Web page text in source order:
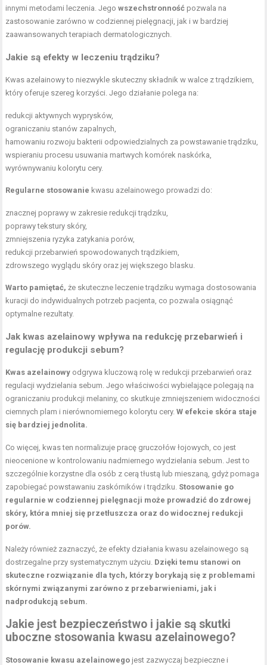
innymi metodami leczenia. Jegowszechstronność pozwala na
zastosowanie zarówno w codziennej pielęgnacji, jak i w bardziej
zaawansowanych terapiach dermatologicznych.
Jakie są efekty w leczeniu trądziku?
Kwas azelainowy to niezwykle skuteczny składnik w walce z trądzikiem,
który oferuje szereg korzyści. Jego działanie polega na:
redukcji aktywnych wyprysków,
ograniczaniu stanów zapalnych,
hamowaniu rozwoju bakterii odpowiedzialnych za powstawanie trądziku,
wspieraniu procesu usuwania martwych komórek naskórka,
wyrównywaniu kolorytu cery.
Regularne stosowanie kwasu azelainowego prowadzi do:
znacznej poprawy w zakresie redukcji trądziku,
poprawy tekstury skóry,
zmniejszenia ryzyka zatykania porów,
redukcji przebarwień spowodowanych trądzikiem,
zdrowszego wyglądu skóry oraz jej większego blasku.
Warto pamiętać, że skuteczne leczenie trądziku wymaga dostosowania
kuracji do indywidualnych potrzeb pacjenta, co pozwala osiągnąć
optymalne rezultaty.
Jak kwas azelainowy wpływa na redukcję przebarwień i
regulację produkcji sebum?
Kwas azelainowy odgrywa kluczową rolę w redukcji przebarwień oraz
regulacji wydzielania sebum. Jego właściwości wybielające polegają na
ograniczaniu produkcji melaniny, co skutkuje zmniejszeniem widoczności
ciemnych plam i nierównomiernego kolorytu cery.W efekcie skóra staje
się bardziej jednolita.
Co więcej, kwas ten normalizuje pracę gruczołów łojowych, co jest
nieocenione w kontrolowaniu nadmiernego wydzielania sebum. Jest to
szczególnie korzystne dla osób z cerą tłustą lub mieszaną, gdyż pomaga
zapobiegać powstawaniu zaskórników i trądziku. Stosowanie go
regularnie w codziennej pielęgnacji może prowadzić do zdrowej
skóry, która mniej się przetłuszcza oraz do widocznej redukcji
porów.
Należy również zaznaczyć, że efekty działania kwasu azelainowego są
dostrzegalne przy systematycznym użyciu. Dzięki temu stanowi on
skuteczne rozwiązanie dla tych, którzy borykają się z problemami
skórnymi związanymi zarówno z przebarwieniami, jak i
nadprodukcją sebum.
Jakie jest bezpieczeństwo i jakie są skutki
uboczne stosowania kwasu azelainowego?
Stosowanie kwasu azelainowego jest zazwyczaj bezpieczne i